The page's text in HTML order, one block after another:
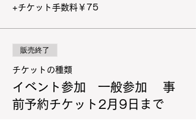
+チケット手数料￥75
販売終了
チケットの種類
イベント参加 一般参加 事
前予約チケット2月9日まで